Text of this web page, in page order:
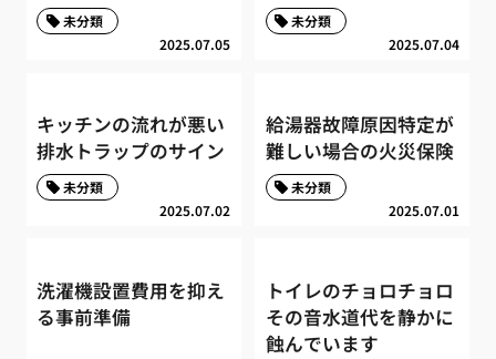
2025.07.05
未分類
2025.07.04
未分類
キッチンの流れが悪い
排水トラップのサイン
2025.07.02
未分類
給湯器故障原因特定が
難しい場合の火災保険
2025.07.01
未分類
洗濯機設置費用を抑え
る事前準備
トイレのチョロチョロ
その音水道代を静かに
蝕んでいます